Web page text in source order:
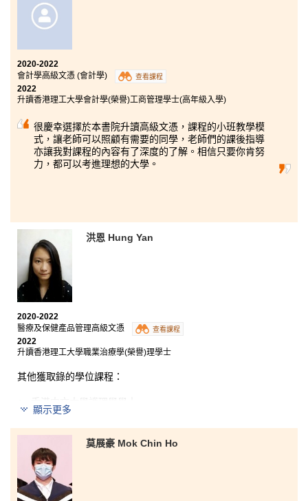
在修讀醫療及保健產品管理高級文憑課程的兩年時間裡
可謂獲益良多。課程結構鋪排緊密連接，令學生容易吸
比的支持，往往能夠迅速解答學習上的問題，而且亦樂
意給予升學上的建議。我衷心感謝書院於兩年來提供的
支持，以及不同導師的幫助和鼓勵。
2020-2022
會計學高級文憑 (會計學)
查看課程
2022
升讀香港理工大學會計學(榮譽)工商管理學士(高年級入學)
很慶幸選擇於本書院升讀高級文憑，課程的小班教學模
式，讓老師可以照顧有需要的同學，老師們的課後指導
亦讓我對課程的內容有了深度的了解。相信只要你肯努
力，都可以考進理想的大學。
洪恩 Hung Yan
2020-2022
醫療及保健產品管理高級文憑
查看課程
2022
升讀香港理工大學職業治療學(榮譽)理學士
其他獲取錄的學位課程：
香港中文大學護理學學士
香港大學護理學學士
香港科技大學理學士-生物科技 (高年級入學)
香港城市大學理學士-生物科學 (高年級入學)
顯示更多
莫展豪 Mok Chin Ho